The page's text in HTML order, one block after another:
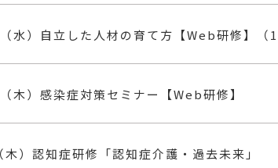
水）自立した人材の育て方【Web研修】（
木）感染症対策セミナー【Web研修】
）認知症研修「認知症介護・過去未来」